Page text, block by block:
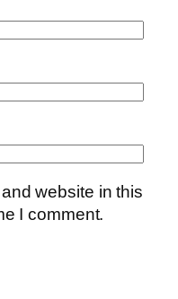
website in this
I comment.